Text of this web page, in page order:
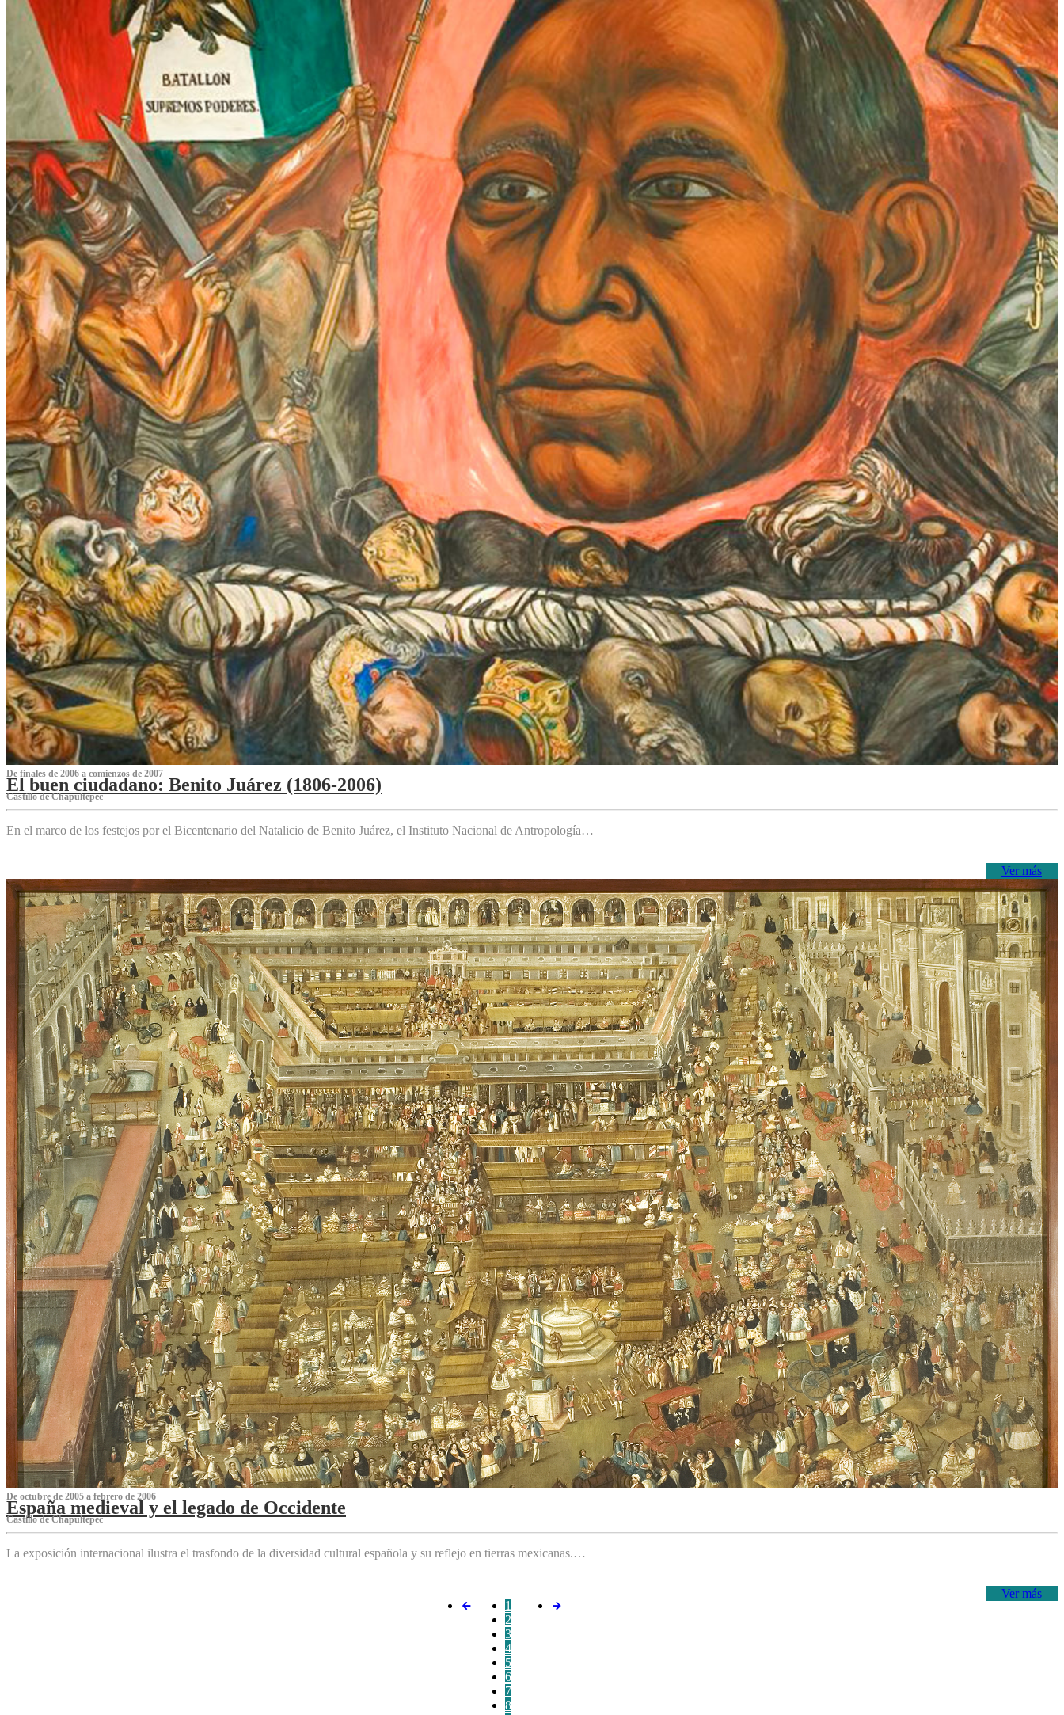
De finales de 2006 a comienzos de 2007
El buen ciudadano: Benito Juárez (1806-2006)
Castillo de Chapultepec
En el marco de los festejos por el Bicentenario del Natalicio de Benito Juárez, el Instituto Nacional de Antropología…
Ver más
De octubre de 2005 a febrero de 2006
España medieval y el legado de Occidente
Castillo de Chapultepec
La exposición internacional ilustra el trasfondo de la diversidad cultural española y su reflejo en tierras mexicanas.…
Ver más
1
2
3
4
5
6
7
8